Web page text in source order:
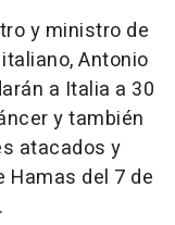
y ministro de
Antonio
a Italia a 30
y también
atacados y
Hamas del 7 de